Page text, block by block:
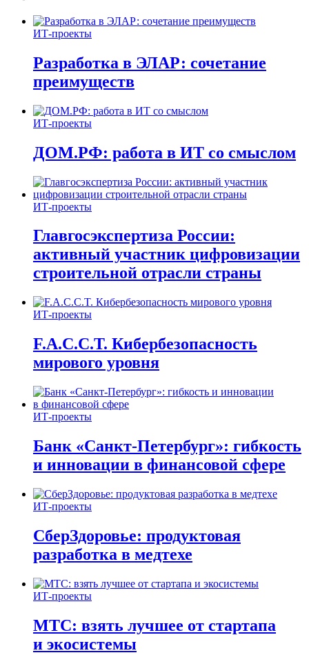
ИТ-проекты
Разработка в ЭЛАР: сочетание
преимуществ
ИТ-проекты
ДОМ.РФ: работа в ИТ со смыслом
ИТ-проекты
Главгосэкспертиза России:
активный участник цифровизации
строительной отрасли страны
ИТ-проекты
F.A.C.C.T. Кибербезопасность
мирового уровня
ИТ-проекты
Банк «Санкт-Петербург»: гибкость
и инновации в финансовой сфере
ИТ-проекты
СберЗдоровье: продуктовая
разработка в медтехе
ИТ-проекты
МТС: взять лучшее от стартапа
и экосистемы